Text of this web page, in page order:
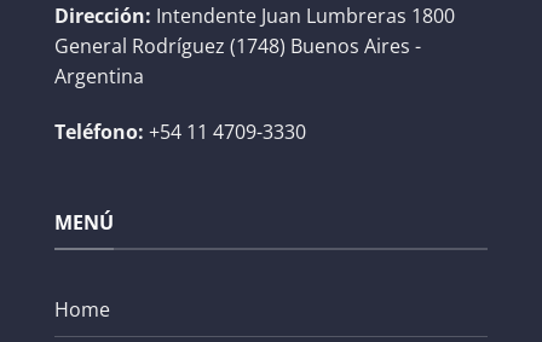
Dirección: Intendente Juan Lumbreras 1800
General Rodríguez (1748) Buenos Aires -
Argentina
Teléfono: +54 11 4709-3330
MENÚ
Home